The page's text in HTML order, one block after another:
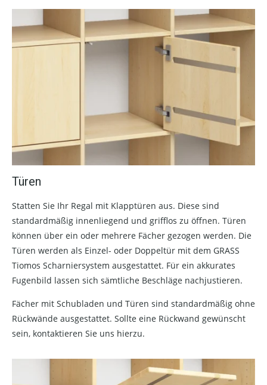
Türen
Statten Sie Ihr Regal mit Klapptüren aus. Diese sind
standardmäßig innenliegend und grifflos zu öffnen. Türen
können über ein oder mehrere Fächer gezogen werden. Die
Türen werden als Einzel- oder Doppeltür mit dem GRASS
Tiomos Scharniersystem ausgestattet. Für ein akkurates
Fugenbild lassen sich sämtliche Beschläge nachjustieren.
Fächer mit Schubladen und Türen sind standardmäßig ohne
Rückwände ausgestattet. Sollte eine Rückwand gewünscht
sein, kontaktieren Sie uns hierzu.